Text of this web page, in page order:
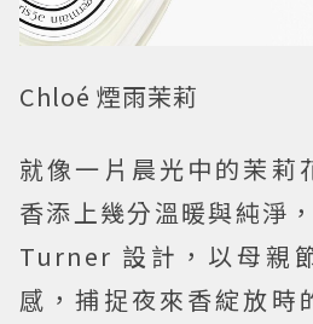
Chloé 煙雨茉莉
就像一片晨光中的茉莉
香添上幾分溫暖與純淨
Turner 設計，以母親
感，捕捉夜來香綻放時